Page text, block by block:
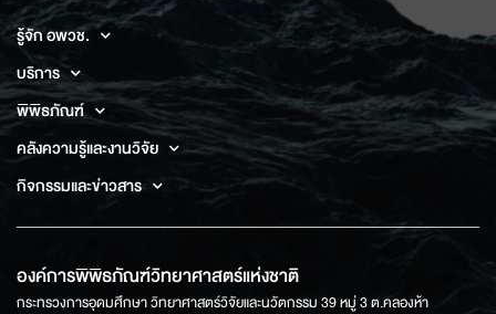
รู้จัก อพวช.
บริการ
พิพิธภัณฑ์
คลังความรู้และงานวิจัย
กิจกรรมและข่าวสาร
องค์การพิพิธภัณฑ์วิทยาศาสตร์แห่งชาติ
กระทรวงการอุดมศึกษา วิทยาศาสตร์วิจัยและนวัตกรรม 39 หมู่ 3 ต.คลองห้า